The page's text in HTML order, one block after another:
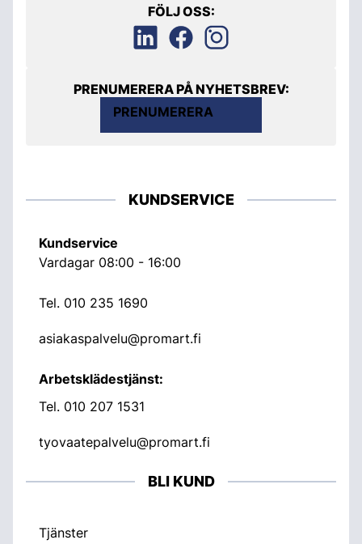
FÖLJ OSS:
PRENUMERERA PÅ NYHETSBREV:
PRENUMERERA
KUNDSERVICE
Kundservice
Vardagar 08:00 - 16:00
Tel. 010 235 1690
asiakaspalvelu@promart.fi
Arbetsklädestjänst:
Tel. 010 207 1531
tyovaatepalvelu@promart.fi
BLI KUND
Tjänster